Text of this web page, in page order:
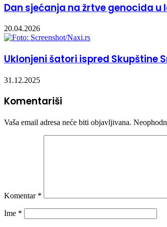
Dan sjećanja na žrtve genocida u
20.04.2026
Uklonjeni šatori ispred Skupštine
31.12.2025
Komentariši
Vaša email adresa neće biti objavljivana.
Komentar *
Ime *